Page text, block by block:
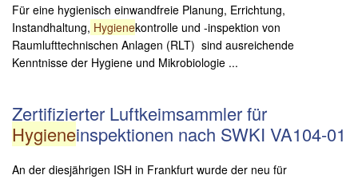
Für eine hygienisch einwandfreie Planung, Errichtung,
Instandhaltung, Hygienekontrolle und -inspektion von
Raumlufttechnischen Anlagen (RLT) sind ausreichende
Kenntnisse der Hygiene und Mikrobiologie ...
Zertifizierter Luftkeimsammler für
Hygieneinspektionen nach SWKI VA104-01
An der diesjährigen ISH in Frankfurt wurde der neu für